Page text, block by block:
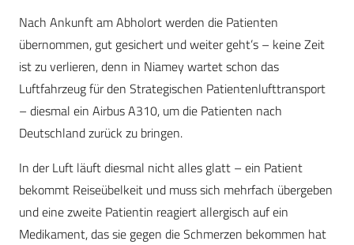
Nach Ankunft am Abholort werden die Patienten
übernommen, gut gesichert und weiter geht’s – keine Zeit
ist zu verlieren, denn in Niamey wartet schon das
Luftfahrzeug für den Strategischen Patientenlufttransport
– diesmal ein Airbus A310, um die Patienten nach
Deutschland zurück zu bringen.
In der Luft läuft diesmal nicht alles glatt – ein Patient
bekommt Reiseübelkeit und muss sich mehrfach übergeben
und eine zweite Patientin reagiert allergisch auf ein
Medikament, das sie gegen die Schmerzen bekommen hat